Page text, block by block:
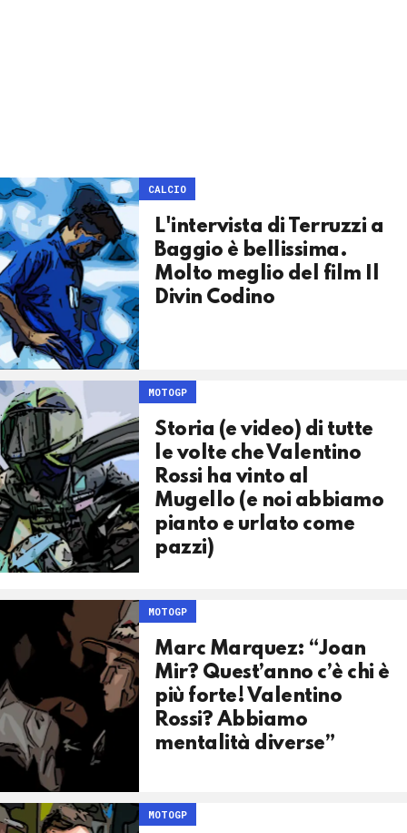
CALCIO
L'intervista di Terruzzi a
Baggio è bellissima.
Molto meglio del film Il
Divin Codino
MOTOGP
Storia (e video) di tutte
le volte che Valentino
Rossi ha vinto al
Mugello (e noi abbiamo
pianto e urlato come
pazzi)
MOTOGP
Marc Marquez: “Joan
Mir? Quest’anno c’è chi è
più forte! Valentino
Rossi? Abbiamo
mentalità diverse”
MOTOGP